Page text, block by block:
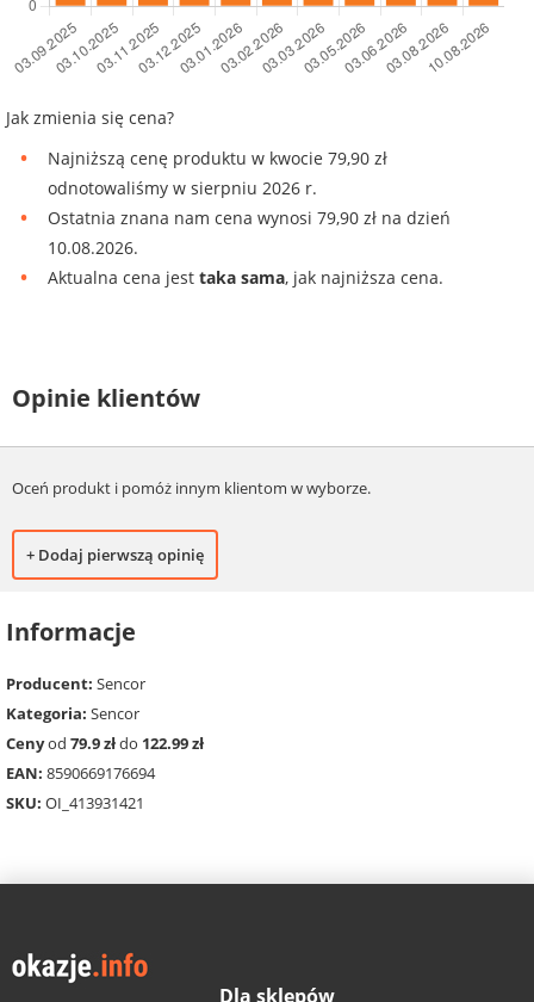
Jak zmienia się cena?
Najniższą cenę produktu w kwocie 79,90 zł
odnotowaliśmy w sierpniu 2026 r.
Ostatnia znana nam cena wynosi 79,90 zł na dzień
10.08.2026.
Aktualna cena jest taka sama, jak najniższa cena.
Opinie klientów
Oceń produkt i pomóż innym klientom w wyborze.
+ Dodaj pierwszą opinię
Informacje
Producent: Sencor
Kategoria: Sencor
Cenyod 79.9 złdo 122.99 zł
EAN: 8590669176694
SKU: OI_413931421
Dla sklepów